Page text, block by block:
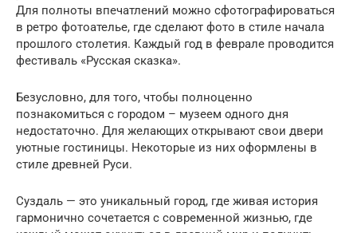
Для полноты впечатлений можно сфотографироваться
в ретро фотоателье, где сделают фото в стиле начала
прошлого столетия. Каждый год в феврале проводится
фестиваль «Русская сказка».
Безусловно, для того, чтобы полноценно
познакомиться с городом – музеем одного дня
недостаточно. Для желающих открывают свои двери
уютные гостиницы. Некоторые из них оформлены в
стиле древней Руси.
Суздаль — это уникальный город, где живая история
гармонично сочетается с современной жизнью, где